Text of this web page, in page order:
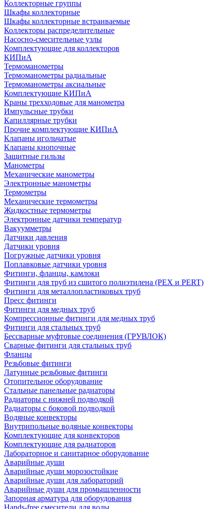
Коллекторные группы
Шкафы коллекторные
Шкафы коллекторные встраиваемые
Коллекторы распределительные
Насосно-смесительные узлы
Комплектующие для коллекторов
КИПиА
Термоманометры
Термоманометры радиальные
Термоманометры аксиальные
Комплектующие КИПиА
Краны трехходовые для манометра
Импульсные трубки
Капиллярные трубки
Прочие комплектующие КИПиА
Клапаны игольчатые
Клапаны кнопочные
Защитные гильзы
Манометры
Механические манометры
Электронные манометры
Термометры
Механические термометры
Жидкостные термометры
Электронные датчики температур
Вакуумметры
Датчики давления
Датчики уровня
Погружные датчики уровня
Поплавковые датчики уровня
Фитинги, фланцы, камлоки
Фитинги для труб из сшитого полиэтилена (PEX и PERT)
Фитинги для металлопластиковых труб
Пресс фитинги
Фитинги для медных труб
Компрессионные фитинги для медных труб
Фитинги для стальных труб
Бессварные муфтовые соединения (ГРУВЛОК)
Сварные фитинги для стальных труб
Фланцы
Резьбовые фитинги
Латунные резьбовые фитинги
Отопительное оборудование
Стальные панельные радиаторы
Радиаторы с нижней подводкой
Радиаторы с боковой подводкой
Водяные конвекторы
Внутрипольные водяные конвекторы
Комплектующие для конвекторов
Комплектующие для радиаторов
Лабораторное и санитарное оборудование
Аварийные души
Аварийные души морозостойкие
Аварийные души для лабораторий
Аварийные души для промышленности
Запорная арматура для оборудования
Hands-free смесители для воды